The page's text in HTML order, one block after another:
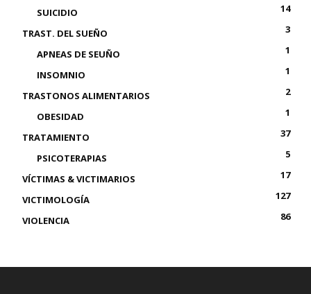
SUICIDIO
14
TRAST. DEL SUEÑO
3
APNEAS DE SEUÑO
1
INSOMNIO
1
TRASTONOS ALIMENTARIOS
2
OBESIDAD
1
TRATAMIENTO
37
PSICOTERAPIAS
5
VÍCTIMAS & VICTIMARIOS
17
VICTIMOLOGÍA
127
VIOLENCIA
86